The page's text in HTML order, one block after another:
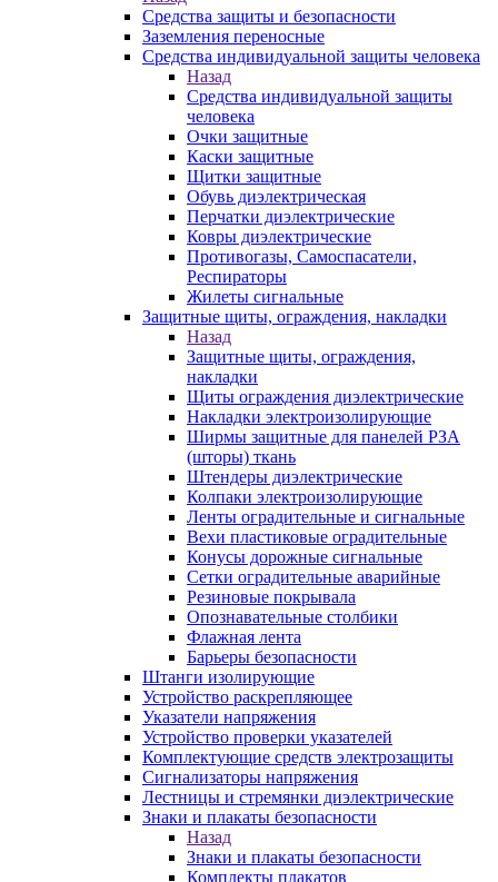
Средства защиты и безопасности
Заземления переносные
Средства индивидуальной защиты человека
Назад
Средства индивидуальной защиты
человека
Очки защитные
Каски защитные
Щитки защитные
Обувь диэлектрическая
Перчатки диэлектрические
Ковры диэлектрические
Противогазы, Самоспасатели,
Респираторы
Жилеты сигнальные
Защитные щиты, ограждения, накладки
Назад
Защитные щиты, ограждения,
накладки
Щиты ограждения диэлектрические
Накладки электроизолирующие
Ширмы защитные для панелей РЗА
(шторы) ткань
Штендеры диэлектрические
Колпаки электроизолирующие
Ленты оградительные и сигнальные
Вехи пластиковые оградительные
Конусы дорожные сигнальные
Сетки оградительные аварийные
Резиновые покрывала
Опознавательные столбики
Флажная лента
Барьеры безопасности
Штанги изолирующие
Устройство раскрепляющее
Указатели напряжения
Устройство проверки указателей
Комплектующие средств электрозащиты
Сигнализаторы напряжения
Лестницы и стремянки диэлектрические
Знаки и плакаты безопасности
Назад
Знаки и плакаты безопасности
Комплекты плакатов